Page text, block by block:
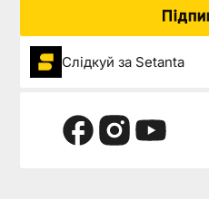
Слідкуй за Setanta